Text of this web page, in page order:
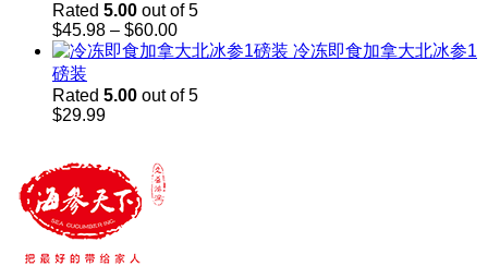
Rated 5.00 out of 5
$45.98 – $60.00Price
range:
through
$60.00
冷冻即食加拿大北冰参1
磅装
Rated 5.00 out of 5
$29.99